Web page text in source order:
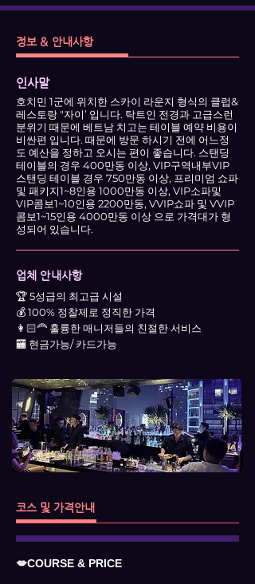
정보 & 안내사항
인사말
호치민 1군에 위치한 스카이 라운지 형식의 클럽&
레스토랑 "자이’ 입니다. 탁트인 전경과 고급스런
분위기 때문에 베트남 치고는 테이블 예약 비용이
비싼편 입니다. 때문에 방문 하시기 전에 어느정
도 예산을 정하고 오시는 편이 좋습니다. 스탠딩
테이블의 경우 400만동 이상, VIP구역내부VIP
스탠딩 테이블 경우 750만동 이상, 프리미엄 쇼파
및 패키지1~8인용 1000만동 이상, VIP소파및
VIP콤보1~10인용 2200만동, VVIP쇼파 및 VVIP
콤보1~15인용 4000만동 이상 으로 가격대가 형
성되어 있습니다.
업체 안내사항
🏆 5성급의 최고급 시설
💰 100% 정찰제로 정직한 가격
👩🏻‍🦰 훌륭한 매니저들의 친절한 서비스
🏧 현금가능/ 카드가능
코스 및 가격안내
💋COURSE & PRICE